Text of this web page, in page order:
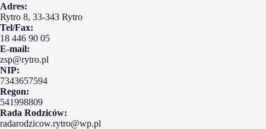
Adres:
Rytro 8, 33-343 Rytro
Tel/Fax:
18 446 90 05
E-mail:
zsp@rytro.pl
NIP:
7343657594
Regon:
541998809
Rada Rodziców:
radarodzicow.rytro@wp.pl